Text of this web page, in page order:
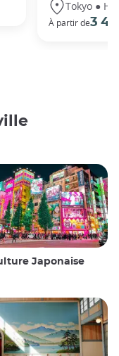
Tokyo ●
À partir de3
Japonaise